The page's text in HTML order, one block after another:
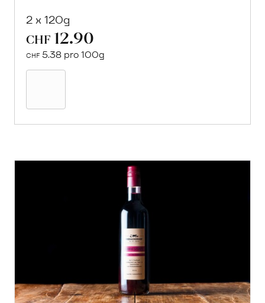
2 x 120g
CHF 12.90
CHF 5.38 pro 100g